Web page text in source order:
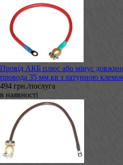
Провід АКБ плюс або мінус
провода 35 мм.кв з латунною
494 грн./послуга
в наявності